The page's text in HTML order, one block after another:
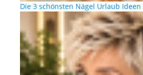
Die 3 schönsten Nägel Urlaub